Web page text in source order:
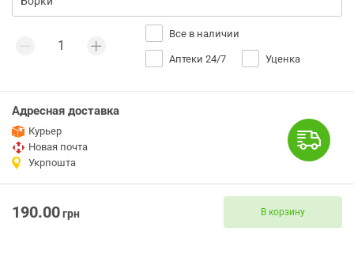
Все в наличии
Аптеки 24/7 Уценка
Адресная доставка
Курьер
Новая почта
Укрпошта
190.00грн В корзину